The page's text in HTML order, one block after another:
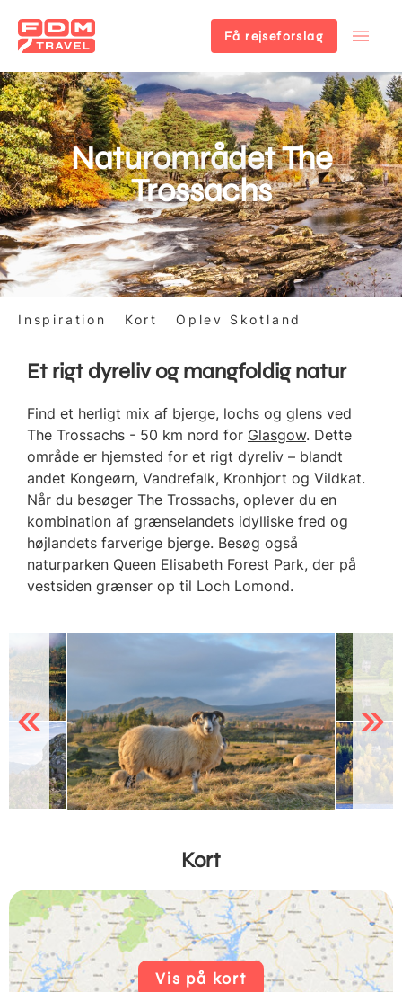
Gå
til
hovedindhold
Få rejseforslag
Naturområdet The
Trossachs
Inspiration Kort Oplev Skotland
Et rigt dyreliv og mangfoldig natur
Find et herligt mix af bjerge, lochs og glens ved
The Trossachs - 50 km nord for Glasgow. Dette
område er hjemsted for et rigt dyreliv – blandt
andet Kongeørn, Vandrefalk, Kronhjort og Vildkat.
Når du besøger The Trossachs, oplever du en
kombination af grænselandets idylliske fred og
højlandets farverige bjerge. Besøg også
naturparken Queen Elisabeth Forest Park, der på
vestsiden grænser op til Loch Lomond.
Previous Next
Kort
Vis på kort